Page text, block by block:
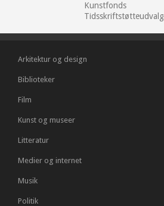
Kunstfonds
Tidsskriftstøtteudvalg
Arkitektur og design
Biblioteker
Film
Kunst og museer
Litteratur
Medier og internet
Musik
Politik